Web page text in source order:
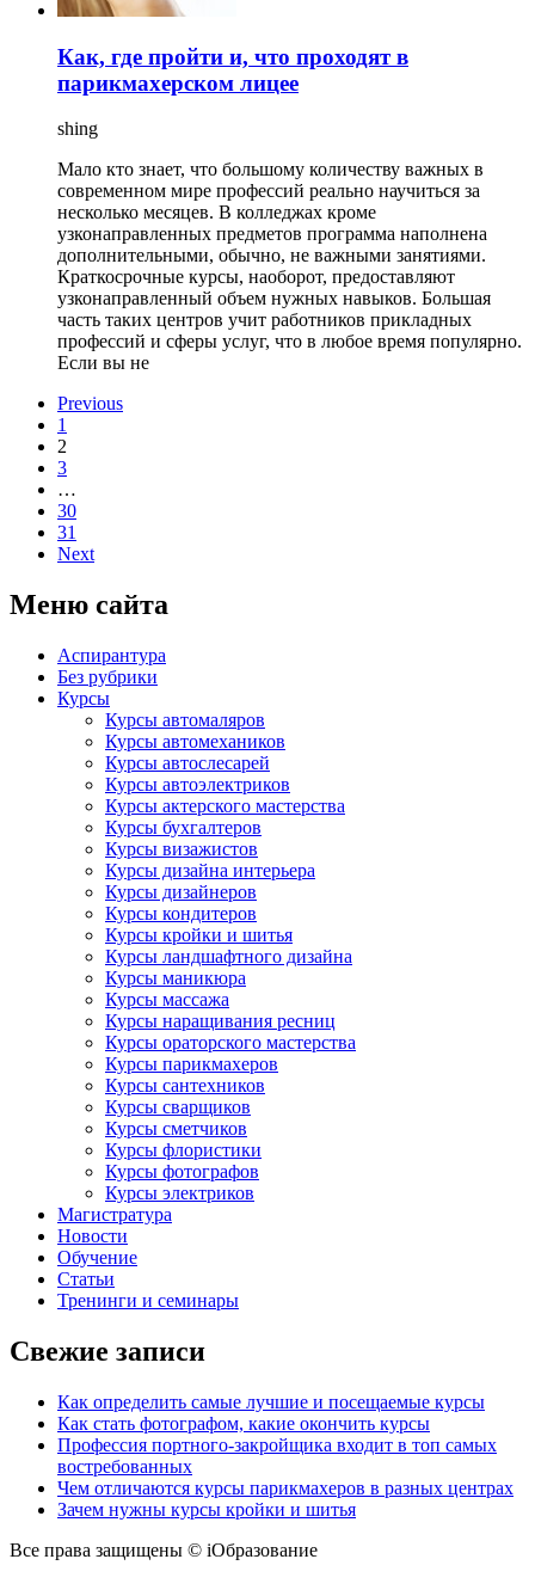
Как, где пройти и, что проходят в
парикмахерском лицее
shing
Мало кто знает, что большому количеству важных в
современном мире профессий реально научиться за
несколько месяцев. В колледжах кроме
узконаправленных предметов программа наполнена
дополнительными, обычно, не важными занятиями.
Краткосрочные курсы, наоборот, предоставляют
узконаправленный объем нужных навыков. Большая
часть таких центров учит работников прикладных
профессий и сферы услуг, что в любое время популярно.
Если вы не
Previous
1
2
3
…
30
31
Next
Меню сайта
Аспирантура
Без рубрики
Курсы
Курсы автомаляров
Курсы автомехаников
Курсы автослесарей
Курсы автоэлектриков
Курсы актерского мастерства
Курсы бухгалтеров
Курсы визажистов
Курсы дизайна интерьера
Курсы дизайнеров
Курсы кондитеров
Курсы кройки и шитья
Курсы ландшафтного дизайна
Курсы маникюра
Курсы массажа
Курсы наращивания ресниц
Курсы ораторского мастерства
Курсы парикмахеров
Курсы сантехников
Курсы сварщиков
Курсы сметчиков
Курсы флористики
Курсы фотографов
Курсы электриков
Магистратура
Новости
Обучение
Статьи
Тренинги и семинары
Свежие записи
Как определить самые лучшие и посещаемые курсы
Как стать фотографом, какие окончить курсы
Профессия портного-закройщика входит в топ самых
востребованных
Чем отличаются курсы парикмахеров в разных центрах
Зачем нужны курсы кройки и шитья
Все права защищены © iОбразование